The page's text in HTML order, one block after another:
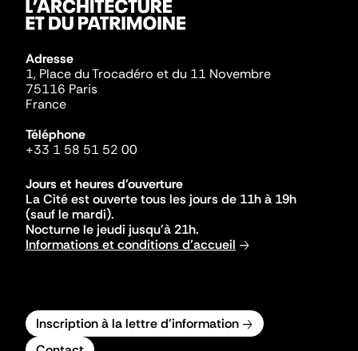
Adresse
1, Place du Trocadéro et du 11 Novembre
75116 Paris
France
Téléphone
+33 1 58 51 52 00
Jours et heures d'ouverture
La Cité est ouverte tous les jours de 11h à 19h
(sauf le mardi).
Nocturne le jeudi jusqu'à 21h.
Informations et conditions d'accueil
Inscription à la lettre d'information